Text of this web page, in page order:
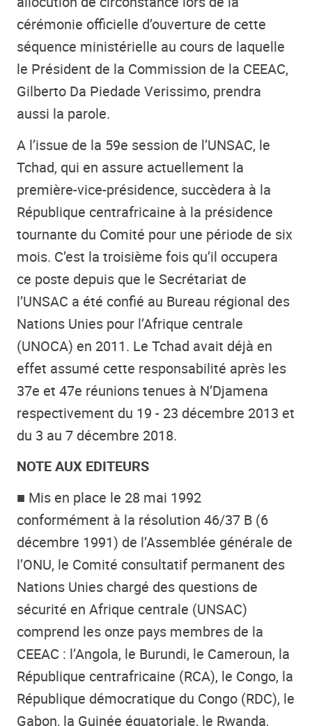
cérémonie officielle d’ouverture de cette
séquence ministérielle au cours de laquelle
le Président de la Commission de la CEEAC,
Gilberto Da Piedade Verissimo, prendra
aussi la parole.
A l’issue de la 59e session de l’UNSAC, le
Tchad, qui en assure actuellement la
première-vice-présidence, succèdera à la
République centrafricaine à la présidence
tournante du Comité pour une période de six
mois. C’est la troisième fois qu’il occupera
ce poste depuis que le Secrétariat de
l’UNSAC a été confié au Bureau régional des
Nations Unies pour l’Afrique centrale
(UNOCA) en 2011. Le Tchad avait déjà en
effet assumé cette responsabilité après les
37e et 47e réunions tenues à N’Djamena
respectivement du 19 - 23 décembre 2013 et
du 3 au 7 décembre 2018.
NOTE AUX EDITEURS
■ Mis en place le 28 mai 1992
conformément à la résolution 46/37 B (6
décembre 1991) de l’Assemblée générale de
l’ONU, le Comité consultatif permanent des
Nations Unies chargé des questions de
sécurité en Afrique centrale (UNSAC)
comprend les onze pays membres de la
CEEAC : l’Angola, le Burundi, le Cameroun, la
République centrafricaine (RCA), le Congo, la
République démocratique du Congo (RDC), le
Gabon, la Guinée équatoriale, le Rwanda,